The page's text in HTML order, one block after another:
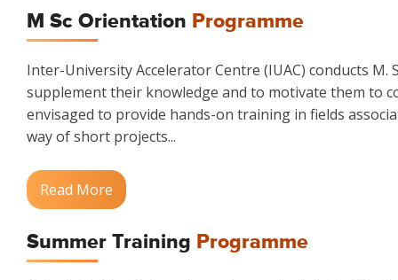
M Sc Orientation Programme
Inter-University Accelerator Centre (IUAC) conducts
supplement their knowledge and to motivate them to
envisaged to provide hands-on training in fields
way of short projects...
Read More
Summer Training Programme